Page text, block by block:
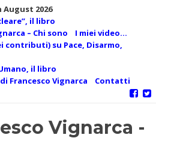
August 2026
il libro
– Chi sono
I miei video…
contributi) su Pace, Disarmo,
il libro
Francesco Vignarca
Contatti
Vignarca -